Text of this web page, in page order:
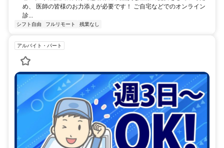
め、 医師の皆様のお力添えが必要です！ ご自宅などでのオンライン
診...
シフト自由 フルリモート 残業なし
アルバイト・パート